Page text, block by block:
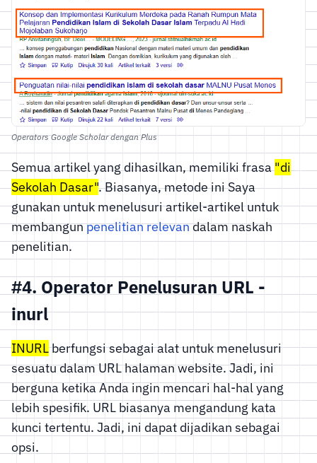
Operators Google Scholar dengan Plus
Semua artikel yang dihasilkan, memiliki frasa"di
Sekolah Dasar". Biasanya, metode ini Saya
gunakan untuk menelusuri artikel-artikel untuk
membangunpenelitian relevandalam naskah
penelitian.
#4. Operator Penelusuran URL -
inurl
INURLberfungsi sebagai alat untuk menelusuri
sesuatu dalam URL halaman website. Jadi, ini
berguna ketika Anda ingin mencari hal-hal yang
lebih spesifik. URL biasanya mengandung kata
kunci tertentu. Jadi, ini dapat dijadikan sebagai
opsi.